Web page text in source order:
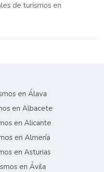
de turismos en
en Álava
en Albacete
en Alicante
en Almería
en Asturias
en Ávila